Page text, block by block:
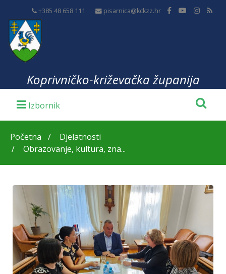
+385 48 658 111 pisarnica@kckzz.hr
Koprivničko-križevačka županija
Početna
Djelatnosti
Obrazovanje, kultura, zna...